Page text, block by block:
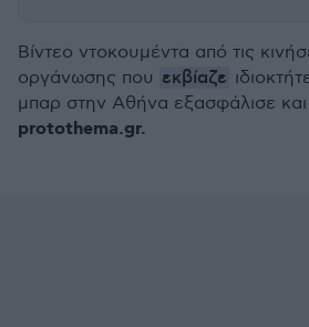
Βίντεο ντοκουμέντα από τις
οργάνωσης που εκβίαζε
μπαρ στην Αθήνα εξασφάλισε και
protothema.gr.